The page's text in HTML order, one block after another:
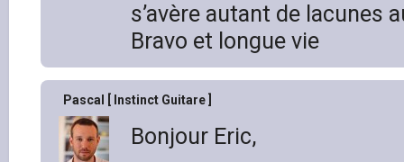
s’avère autant de lacunes
Bravo et longue vie
Pascal [ Instinct Guitare ]
Bonjour Eric,